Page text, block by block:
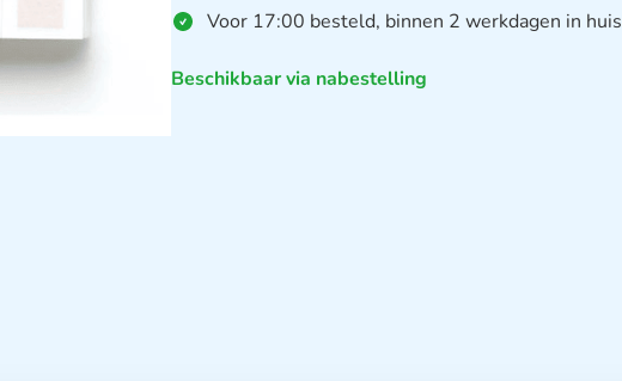
Voor 17:00 besteld, binnen 2 werkdagen in huis
Beschikbaar via nabestelling